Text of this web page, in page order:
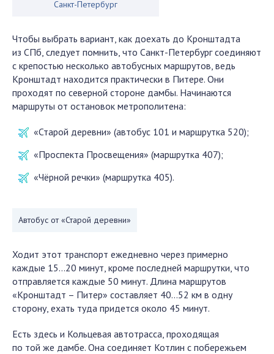
Санкт-Петербург
Чтобы выбрать вариант, как доехать до Кронштадта
из СПб, следует помнить, что Санкт-Петербург соединяют
с крепостью несколько автобусных маршрутов, ведь
Кронштадт находится практически в Питере. Они
проходят по северной стороне дамбы. Начинаются
маршруты от остановок метрополитена:
«Старой деревни» (автобус 101 и маршрутка 520);
«Проспекта Просвещения» (маршрутка 407);
«Чёрной речки» (маршрутка 405).
Автобус от «Старой деревни»
Ходит этот транспорт ежедневно через примерно
каждые 15…20 минут, кроме последней маршрутки, что
отправляется каждые 50 минут. Длина маршрутов
«Кронштадт – Питер» составляет 40…52 км в одну
сторону, ехать туда придется около 45 минут.
Есть здесь и Кольцевая автотрасса, проходящая
по той же дамбе. Она соединяет Котлин с побережьем